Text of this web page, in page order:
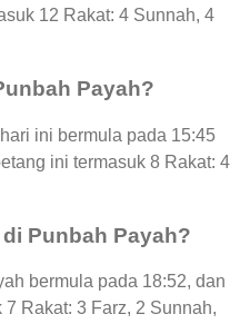
12 Rakat: 4 Sunnah, 4
Payah?
ini bermula pada 15:45
ini termasuk 8 Rakat: 4
Punbah Payah?
bermula pada 18:52, dan
Rakat: 3 Farz, 2 Sunnah,